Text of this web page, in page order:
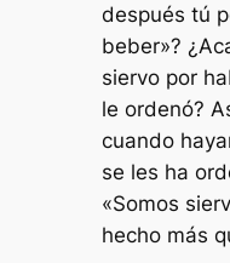
después tú
beber»?
siervo por
le ordenó?
cuando
se les ha
«Somos
hecho más